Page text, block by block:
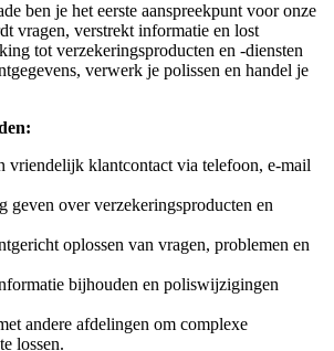
ben je het eerste aanspreekpunt voor onze
vragen, verstrekt informatie en lost
tot verzekeringsproducten en -diensten
verwerk je polissen en handel je
vriendelijk klantcontact via telefoon, e-mail
geven over verzekeringsproducten en
oplossen van vragen, problemen en
bijhouden en poliswijzigingen
andere afdelingen om complexe
lossen.